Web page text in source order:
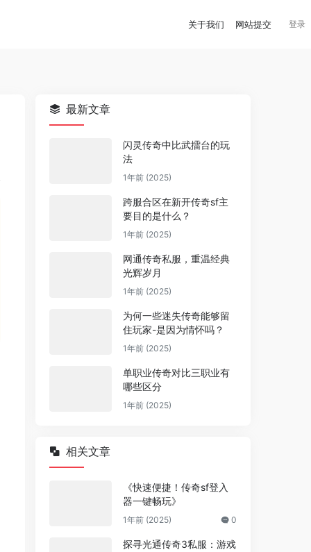
关于我们 网站提交 登录
最新文章
闪灵传奇中比武擂台的玩
法
1年前 (2025)
跨服合区在新开传奇sf主
要目的是什么？
1年前 (2025)
网通传奇私服，重温经典
光辉岁月
1年前 (2025)
为何一些迷失传奇能够留
住玩家-是因为情怀吗？
1年前 (2025)
单职业传奇对比三职业有
哪些区分
1年前 (2025)
相关文章
《快速便捷！传奇sf登入
器一键畅玩》
1年前 (2025) 0
探寻光通传奇3私服：游戏